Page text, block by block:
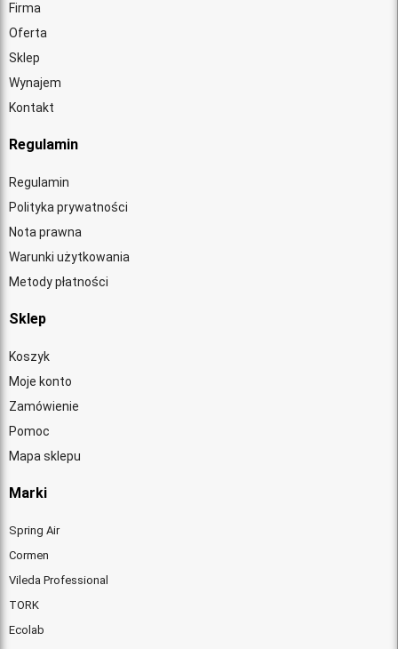
Firma
Oferta
Sklep
Wynajem
Kontakt
Regulamin
Regulamin
Polityka prywatności
Nota prawna
Warunki użytkowania
Metody płatności
Sklep
Koszyk
Moje konto
Zamówienie
Pomoc
Mapa sklepu
Marki
Spring Air
Cormen
Vileda Professional
TORK
Ecolab